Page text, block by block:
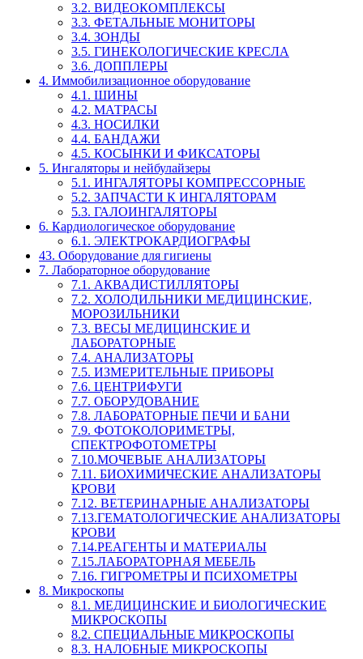
3.2. ВИДЕОКОМПЛЕКСЫ
3.3. ФЕТАЛЬНЫЕ МОНИТОРЫ
3.4. ЗОНДЫ
3.5. ГИНЕКОЛОГИЧЕСКИЕ КРЕСЛА
3.6. ДОППЛЕРЫ
4. Иммобилизационное оборудование
4.1. ШИНЫ
4.2. МАТРАСЫ
4.3. НОСИЛКИ
4.4. БАНДАЖИ
4.5. КОСЫНКИ И ФИКСАТОРЫ
5. Ингаляторы и нейбулайзеры
5.1. ИНГАЛЯТОРЫ КОМПРЕССОРНЫЕ
5.2. ЗАПЧАСТИ К ИНГАЛЯТОРАМ
5.3. ГАЛОИНГАЛЯТОРЫ
6. Кардиологическое оборудование
6.1. ЭЛЕКТРОКАРДИОГРАФЫ
43. Оборудование для гигиены
7. Лабораторное оборудование
7.1. АКВАДИСТИЛЛЯТОРЫ
7.2. ХОЛОДИЛЬНИКИ МЕДИЦИНСКИЕ,
МОРОЗИЛЬНИКИ
7.3. ВЕСЫ МЕДИЦИНСКИЕ И
ЛАБОРАТОРНЫЕ
7.4. АНАЛИЗАТОРЫ
7.5. ИЗМЕРИТЕЛЬНЫЕ ПРИБОРЫ
7.6. ЦЕНТРИФУГИ
7.7. ОБОРУДОВАНИЕ
7.8. ЛАБОРАТОРНЫЕ ПЕЧИ И БАНИ
7.9. ФОТОКОЛОРИМЕТРЫ,
СПЕКТРОФОТОМЕТРЫ
7.10.МОЧЕВЫЕ АНАЛИЗАТОРЫ
7.11. БИОХИМИЧЕСКИЕ АНАЛИЗАТОРЫ
КРОВИ
7.12. ВЕТЕРИНАРНЫЕ АНАЛИЗАТОРЫ
7.13.ГЕМАТОЛОГИЧЕСКИЕ АНАЛИЗАТОРЫ
КРОВИ
7.14.РЕАГЕНТЫ И МАТЕРИАЛЫ
7.15.ЛАБОРАТОРНАЯ МЕБЕЛЬ
7.16. ГИГРОМЕТРЫ И ПСИХОМЕТРЫ
8. Микроскопы
8.1. МЕДИЦИНСКИЕ И БИОЛОГИЧЕСКИЕ
МИКРОСКОПЫ
8.2. СПЕЦИАЛЬНЫЕ МИКРОСКОПЫ
8.3. НАЛОБНЫЕ МИКРОСКОПЫ